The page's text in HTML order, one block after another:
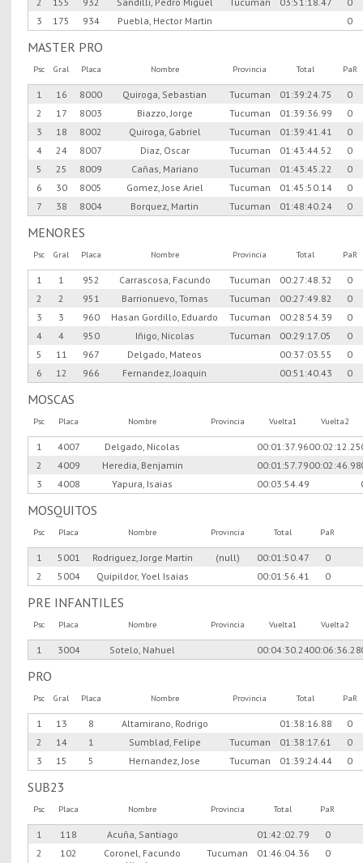
3
175 934 Puebla, Hector Martin 0
MASTER PRO
Psc Gral Placa Nombre Provincia Total PaR
1 16 8000 Quiroga, Sebastian Tucuman 01:39:24.75
0
2
17 8003 Biazzo, Jorge Tucuman 01:39:36.99
0
3
18 8002 Quiroga, Gabriel Tucuman 01:39:41.41
0
4
24 8007 Diaz, Oscar Tucuman 01:43:44.52
0
5
25 8009 Cañas, Mariano Tucuman 01:43:45.22
0
6
30 8005 Gomez, Jose Ariel Tucuman 01:45:50.14
0
7
38 8004 Borquez, Martin Tucuman 01:48:40.24 0
MENORES
Psc Gral Placa Nombre Provincia Total PaR
1 1 952 Carrascosa, Facundo Tucuman 00:27:48.32
0
2
2 951 Barrionuevo, Tomas Tucuman 00:27:49.82
0
3
3 960 Hasan Gordillo, Eduardo Tucuman 00:28:54.39
0
4
4 950 Iñigo, Nicolas Tucuman 00:29:17.05
0
5
11 967 Delgado, Mateos 00:37:03.55
0
6
12 966 Fernandez, Joaquin 00:51:40.43 0
MOSCAS
Psc Placa Nombre Provincia Vuelta1 Vuelta2
1 4007 Delgado, Nicolas 00:01:37.9600:02:12.25
2
4009 Heredia, Benjamin 00:01:57.7900:02:46.98
3
4008 Yapura, Isaias 00:03:54.49
MOSQUITOS
Psc Placa Nombre Provincia Total PaR
1 5001 Rodriguez, Jorge Martin (null) 00:01:50.47
0
2
5004 Quipildor, Yoel Isaias 00:01:56.41 0
PRE INFANTILES
Psc Placa Nombre Provincia Vuelta1 Vuelta2
1 3004 Sotelo, Nahuel 00:04:30.2400:06:36.28
PRO
Psc Gral Placa Nombre Provincia Total PaR
1 13 8 Altamirano, Rodrigo 01:38:16.88
0
2
14 1 Sumblad, Felipe Tucuman 01:38:17.61
0
3
15 5 Hernandez, Jose Tucuman 01:39:24.44 0
SUB23
Psc Placa Nombre Provincia Total PaR
1 118 Acuña, Santiago 01:42:02.79
0
2
102
Coronel, Facundo
Tucuman 01:46:04.36 0